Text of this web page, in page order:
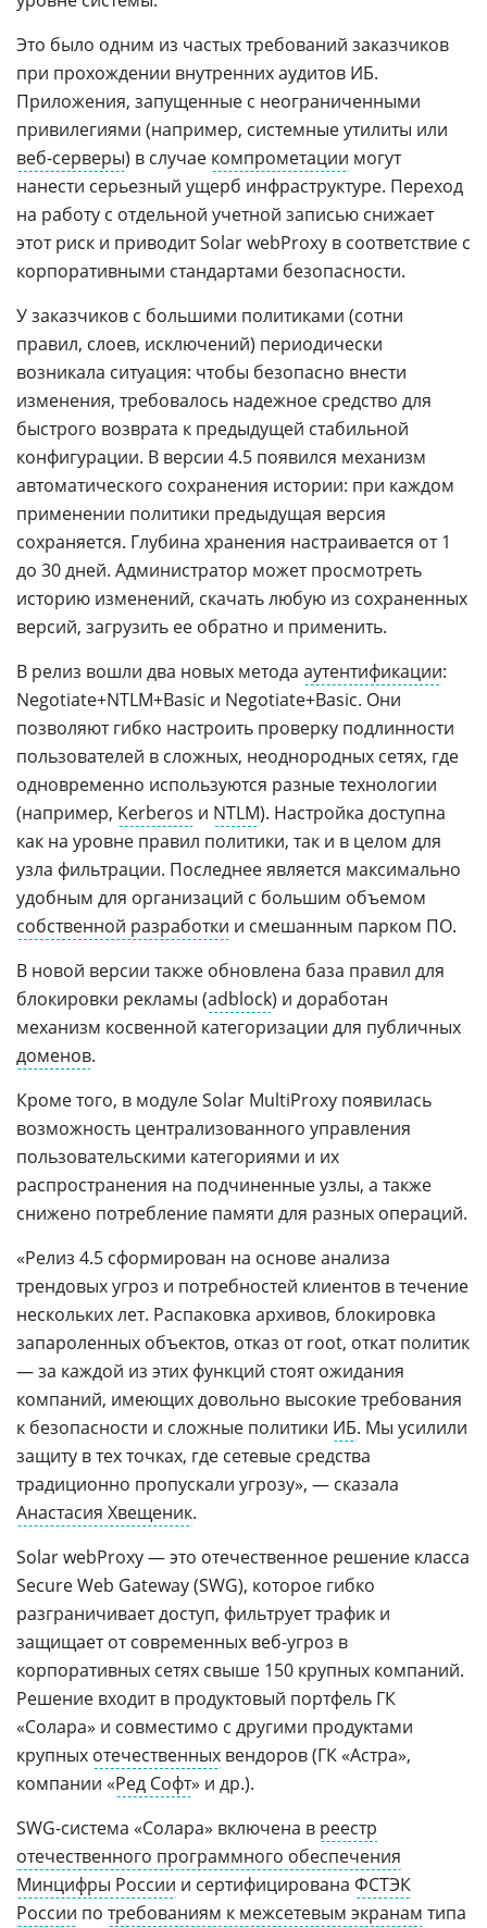
Это было одним из частых требований заказчиков
при прохождении внутренних аудитов ИБ.
Приложения, запущенные с неограниченными
привилегиями (например, системные утилиты или
веб-серверы) в случае компрометации могут
нанести серьезный ущерб инфраструктуре. Переход
на работу с отдельной учетной записью снижает
этот риск и приводит Solar webProxy в соответствие с
корпоративными стандартами безопасности.
У заказчиков с большими политиками (сотни
правил, слоев, исключений) периодически
возникала ситуация: чтобы безопасно внести
изменения, требовалось надежное средство для
быстрого возврата к предыдущей стабильной
конфигурации. В версии 4.5 появился механизм
автоматического сохранения истории: при каждом
применении политики предыдущая версия
сохраняется. Глубина хранения настраивается от 1
до 30 дней. Администратор может просмотреть
историю изменений, скачать любую из сохраненных
версий, загрузить ее обратно и применить.
В релиз вошли два новых метода аутентификации:
Negotiate+NTLM+Basic и Negotiate+Basic. Они
позволяют гибко настроить проверку подлинности
пользователей в сложных, неоднородных сетях, где
одновременно используются разные технологии
(например, Kerberos и NTLM). Настройка доступна
как на уровне правил политики, так и в целом для
узла фильтрации. Последнее является максимально
удобным для организаций с большим объемом
собственной разработки и смешанным парком ПО.
В новой версии также обновлена база правил для
блокировки рекламы (adblock) и доработан
механизм косвенной категоризации для публичных
доменов.
Кроме того, в модуле Solar MultiProxy появилась
возможность централизованного управления
пользовательскими категориями и их
распространения на подчиненные узлы, а также
снижено потребление памяти для разных операций.
«Релиз 4.5 сформирован на основе анализа
трендовых угроз и потребностей клиентов в течение
нескольких лет. Распаковка архивов, блокировка
запароленных объектов, отказ от root, откат политик
— за каждой из этих функций стоят ожидания
компаний, имеющих довольно высокие требования
к безопасности и сложные политики ИБ. Мы усилили
защиту в тех точках, где сетевые средства
традиционно пропускали угрозу», — сказала
Анастасия Хвещеник.
Solar webProxy — это отечественное решение класса
Secure Web Gateway (SWG), которое гибко
разграничивает доступ, фильтрует трафик и
защищает от современных веб-угроз в
корпоративных сетях свыше 150 крупных компаний.
Решение входит в продуктовый портфель ГК
«Солара» и совместимо с другими продуктами
крупных отечественных вендоров (ГК «Астра»,
компании «Ред Софт» и др.).
SWG-система «Солара» включена в реестр
отечественного программного обеспечения
Минцифры России и сертифицирована ФСТЭК
России по требованиям к межсетевым экранам типа